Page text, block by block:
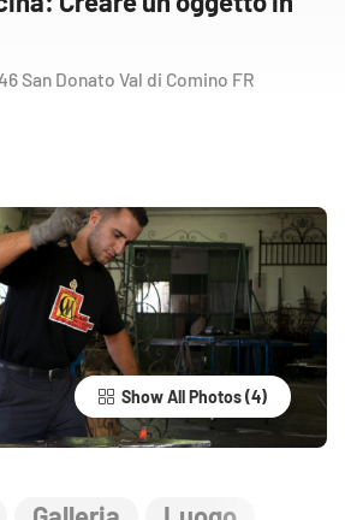
Creare un oggetto in
San Donato Val di Comino FR
Show All Photos